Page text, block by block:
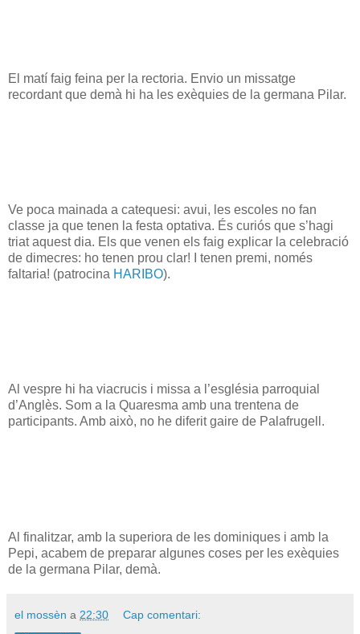
El matí faig feina per la rectoria. Envio un missatge
recordant que demà hi ha les exèquies de la germana Pilar.
Ve poca mainada a catequesi: avui, les escoles no fan
classe ja que tenen la festa optativa. És curiós que s’hagi
triat aquest dia. Els que venen els faig explicar la celebració
de dimecres: ho tenen prou clar! I tenen premi, només
faltaria! (patrocina HARIBO).
Al vespre hi ha viacrucis i missa a l’església parroquial
d’Anglès. Som a la Quaresma amb una trentena de
participants. Amb això, no he diferit gaire de Palafrugell.
Al finalitzar, amb la superiora de les dominiques i amb la
Pepi, acabem de preparar algunes coses per les exèquies
de la germana Pilar, demà.
el mossèn a 22:30 Cap comentari: